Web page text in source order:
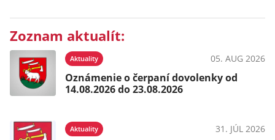
Zoznam aktualít:
Aktuality 05. AUG 2026
Oznámenie o čerpaní dovolenky od
14.08.2026 do 23.08.2026
Aktuality 31. JÚL 2026